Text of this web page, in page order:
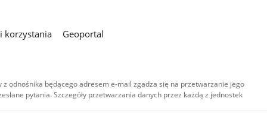
korzystania
Geoportal
odnośnika będącego adresem e-mail zgadza się na przetwarzanie jego
pytania. Szczegóły przetwarzania danych przez każdą z jednostek